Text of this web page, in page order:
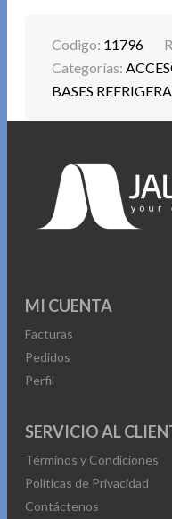
Codigo: 11796
Categorías:
BASES
MI CUENTA
Facturas
Pedidos
Perfil
SERVICIO AL
Términos y Condiciones
Políticas de Privacidad
Contáctenos